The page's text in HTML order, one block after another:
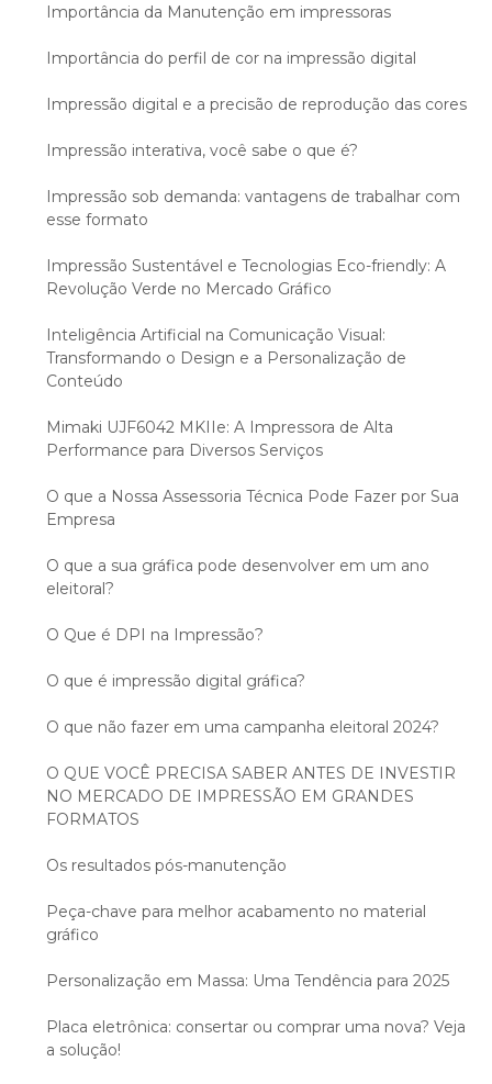
Importância da Manutenção em impressoras
Importância do perfil de cor na impressão digital
Impressão digital e a precisão de reprodução das cores
Impressão interativa, você sabe o que é?
Impressão sob demanda: vantagens de trabalhar com
esse formato
Impressão Sustentável e Tecnologias Eco-friendly: A
Revolução Verde no Mercado Gráfico
Inteligência Artificial na Comunicação Visual:
Transformando o Design e a Personalização de
Conteúdo
Mimaki UJF6042 MKIIe: A Impressora de Alta
Performance para Diversos Serviços
O que a Nossa Assessoria Técnica Pode Fazer por Sua
Empresa
O que a sua gráfica pode desenvolver em um ano
eleitoral?
O Que é DPI na Impressão?
O que é impressão digital gráfica?
O que não fazer em uma campanha eleitoral 2024?
O QUE VOCÊ PRECISA SABER ANTES DE INVESTIR
NO MERCADO DE IMPRESSÃO EM GRANDES
FORMATOS
Os resultados pós-manutenção
Peça-chave para melhor acabamento no material
gráfico
Personalização em Massa: Uma Tendência para 2025
Placa eletrônica: consertar ou comprar uma nova? Veja
a solução!